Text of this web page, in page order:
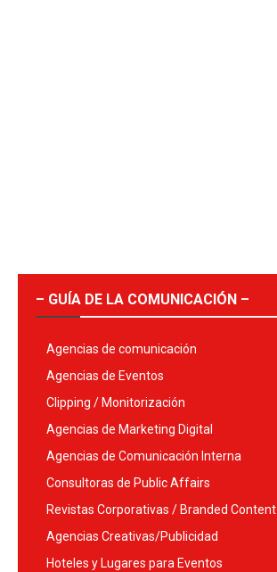
– GUÍA DE LA COMUNICACIÓN –
Agencias de comunicación
Agencias de Eventos
Clipping / Monitorización
Agencias de Marketing Digital
Agencias de Comunicación Interna
Consultoras de Public Affairs
Revistas Corporativas / Branded Content
Agencias Creativas/Publicidad
Hoteles y Lugares para Eventos